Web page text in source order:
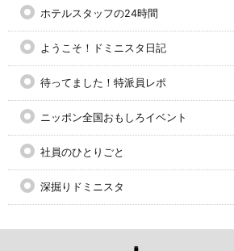
ホテルスタッフの24時間
ようこそ！ドミニスタ日記
待ってました！特派員レポ
ニッポン全国おもしろイベント
社員のひとりごと
深掘りドミニスタ